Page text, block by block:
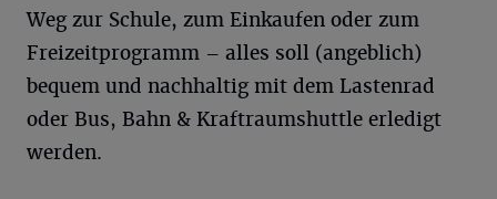
Weg zur Schule, zum Einkaufen oder zum
Freizeitprogramm – alles soll (angeblich)
bequem und nachhaltig mit dem Lastenrad
oder Bus, Bahn & Kraftraumshuttle erledigt
werden.